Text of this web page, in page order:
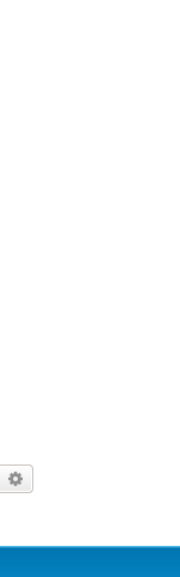
Hledat